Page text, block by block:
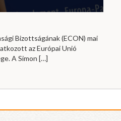
Bizottságának (ECON) mai
az Európai Unió
A Simon […]